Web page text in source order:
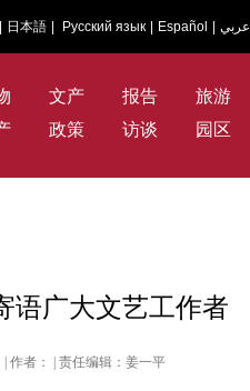
日本語 Русский язык Español عربي
文产 报告 旅游
政策 访谈 园区
语广大文艺工作者
| 作者： | 责任编辑：姜一平